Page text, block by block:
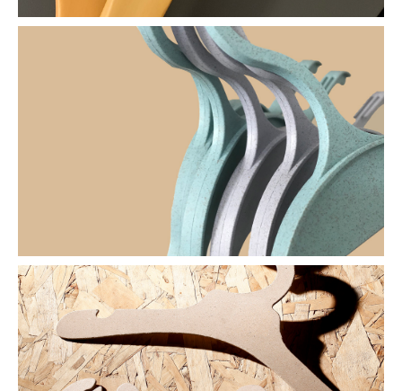
PERCHERO DE PROTECCIÓN
CUSTOM-Eco Material Hanger
NUEVAS TENDENCIAS